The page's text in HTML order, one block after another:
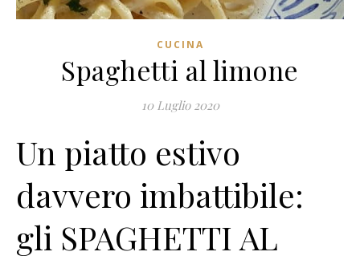
CUCINA
Spaghetti al limone
10 Luglio 2020
Un piatto estivo
davvero imbattibile:
gli SPAGHETTI AL